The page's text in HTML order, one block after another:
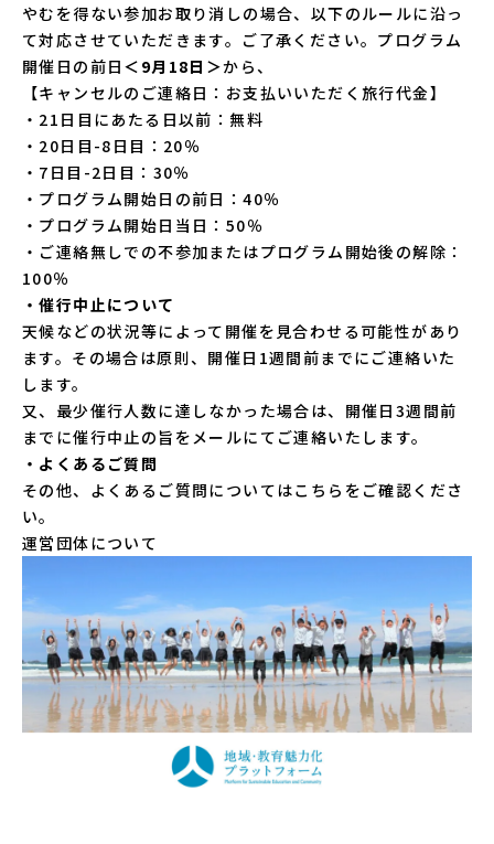
やむを得ない参加お取り消しの場合、以下のルールに沿っ
て対応させていただきます。ご了承ください。プログラム
開催日の前日 ＜9月18日＞から、
【キャンセルのご連絡日：お支払いいただく旅行代金】
・21日目にあたる日以前：無料
・20日目-8日目：20％
・7日目-2日目：30％
・プログラム開始日の前日：40％
・プログラム開始日当日：50％
・ご連絡無しでの不参加またはプログラム開始後の解除：
100％
・催行中止について
天候などの状況等によって開催を見合わせる可能性があり
ます。その場合は原則、開催日1週間前までにご連絡いた
します。
又、最少催行人数に達しなかった場合は、開催日3週間前
までに催行中止の旨をメールにてご連絡いたします。
・よくあるご質問
その他、よくあるご質問についてはこちら をご確認くださ
い。
運営団体について